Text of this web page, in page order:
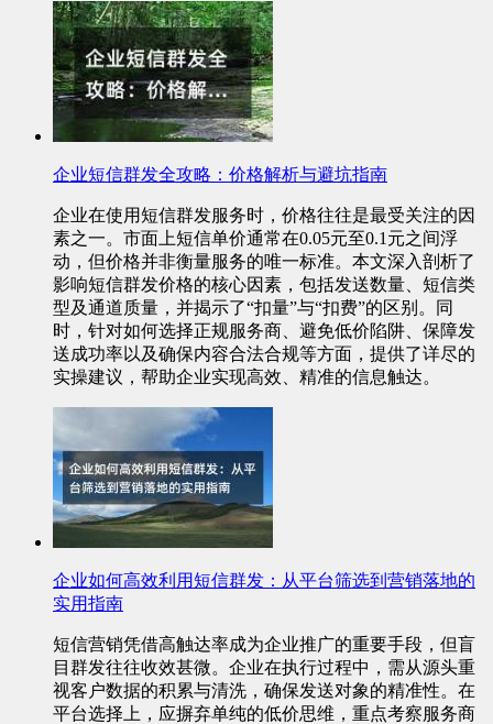
企业短信群发全攻略：价格解析与避坑指南
企业在使用短信群发服务时，价格往往是最受关注的因
素之一。市面上短信单价通常在0.05元至0.1元之间浮
动，但价格并非衡量服务的唯一标准。本文深入剖析了
影响短信群发价格的核心因素，包括发送数量、短信类
型及通道质量，并揭示了“扣量”与“扣费”的区别。同
时，针对如何选择正规服务商、避免低价陷阱、保障发
送成功率以及确保内容合法合规等方面，提供了详尽的
实操建议，帮助企业实现高效、精准的信息触达。
企业如何高效利用短信群发：从平台筛选到营销落地的
实用指南
短信营销凭借高触达率成为企业推广的重要手段，但盲
目群发往往收效甚微。企业在执行过程中，需从源头重
视客户数据的积累与清洗，确保发送对象的精准性。在
平台选择上，应摒弃单纯的低价思维，重点考察服务商